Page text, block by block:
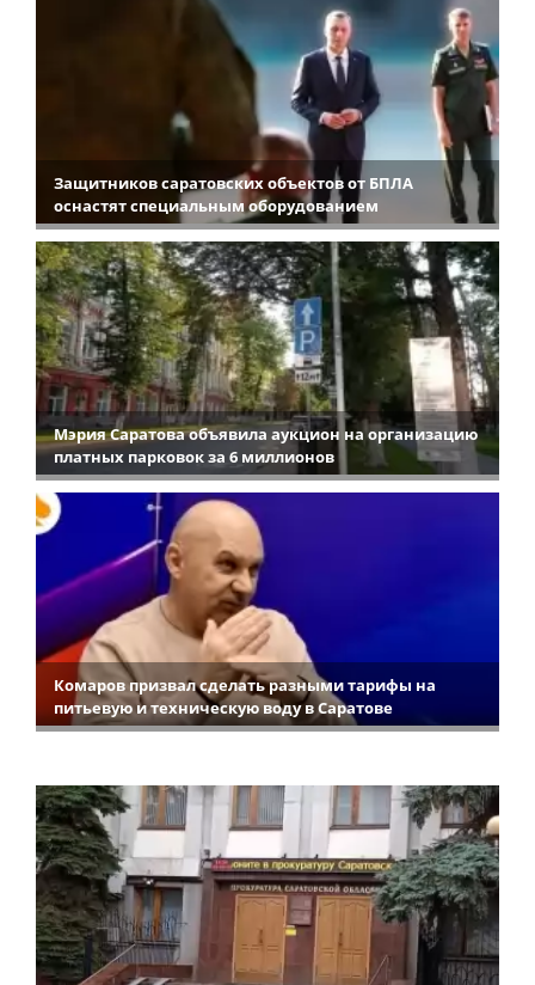
Защитников саратовских объектов от БПЛА
оснастят специальным оборудованием
Мэрия Саратова объявила аукцион на организацию
платных парковок за 6 миллионов
Комаров призвал сделать разными тарифы на
питьевую и техническую воду в Саратове